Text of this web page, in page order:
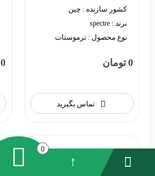
کشور سازنده : چین
برند : spectre
نوع محصول : ترموستات
0 تومان
تماس بگیرید
0 تومان
0